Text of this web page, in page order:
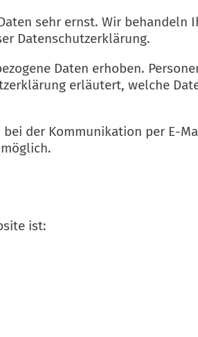
sehr ernst. Wir behandeln
Datenschutzerklärung.
Daten erhoben.
erläutert, welche
der Kommunikation per E-
ist: